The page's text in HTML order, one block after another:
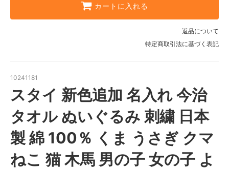
カートに入れる
返品について
特定商取引法に基づく表記
10241181
スタイ 新色追加 名入れ 今治
タオル ぬいぐるみ 刺繍 日本
製 綿 100％ くま うさぎ クマ
ねこ 猫 木馬 男の子 女の子 よ